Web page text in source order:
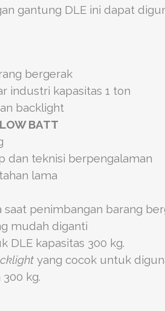
gantung DLE ini dapat
bergerak
industri kapasitas 1 ton
backlight
BATT
dan teknisi berpengalaman
lama
saat penimbangan barang
mudah diganti
DLE kapasitas 300 kg.
yang cocok untuk
kg.